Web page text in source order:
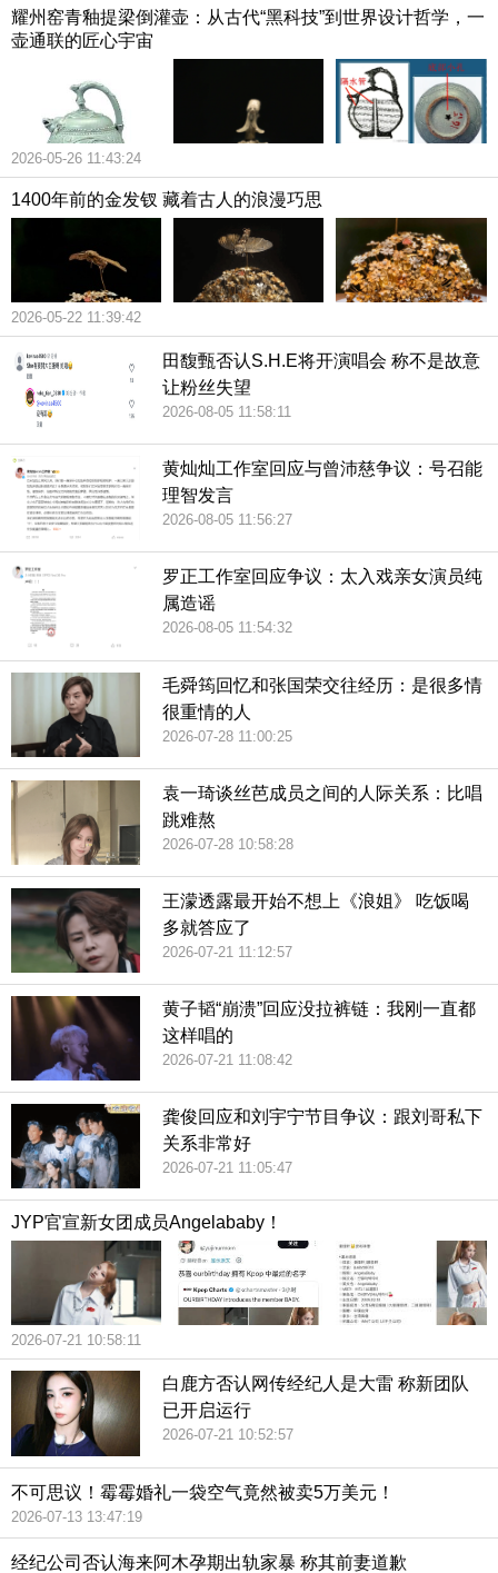
耀州窑青釉提梁倒灌壶：从古代“黑科技”到世界设计哲学，一
壶通联的匠心宇宙
2026-05-26 11:43:24
1400年前的金发钗 藏着古人的浪漫巧思
2026-05-22 11:39:42
田馥甄否认S.H.E将开演唱会 称不是故意
让粉丝失望
2026-08-05 11:58:11
黄灿灿工作室回应与曾沛慈争议：号召能
理智发言
2026-08-05 11:56:27
罗正工作室回应争议：太入戏亲女演员纯
属造谣
2026-08-05 11:54:32
毛舜筠回忆和张国荣交往经历：是很多情
很重情的人
2026-07-28 11:00:25
袁一琦谈丝芭成员之间的人际关系：比唱
跳难熬
2026-07-28 10:58:28
王濛透露最开始不想上《浪姐》 吃饭喝
多就答应了
2026-07-21 11:12:57
黄子韬“崩溃”回应没拉裤链：我刚一直都
这样唱的
2026-07-21 11:08:42
龚俊回应和刘宇宁节目争议：跟刘哥私下
关系非常好
2026-07-21 11:05:47
JYP官宣新女团成员Angelababy！
2026-07-21 10:58:11
白鹿方否认网传经纪人是大雷 称新团队
已开启运行
2026-07-21 10:52:57
不可思议！霉霉婚礼一袋空气竟然被卖5万美元！
2026-07-13 13:47:19
经纪公司否认海来阿木孕期出轨家暴 称其前妻道歉